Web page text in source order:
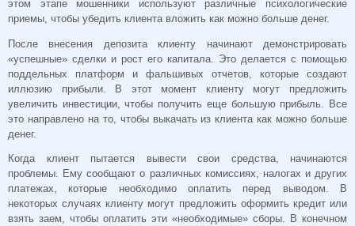
этом этапе мошенники используют различные психологические
приемы, чтобы убедить клиента вложить как можно больше денег.
После внесения депозита клиенту начинают демонстрировать
«успешные» сделки и рост его капитала. Это делается с помощью
поддельных платформ и фальшивых отчетов, которые создают
иллюзию прибыли. В этот момент клиенту могут предложить
увеличить инвестиции, чтобы получить еще большую прибыль. Все
это направлено на то, чтобы выкачать из клиента как можно больше
денег.
Когда клиент пытается вывести свои средства, начинаются
проблемы. Ему сообщают о различных комиссиях, налогах и других
платежах, которые необходимо оплатить перед выводом. В
некоторых случаях клиенту могут предложить оформить кредит или
взять заем, чтобы оплатить эти «необходимые» сборы. В конечном